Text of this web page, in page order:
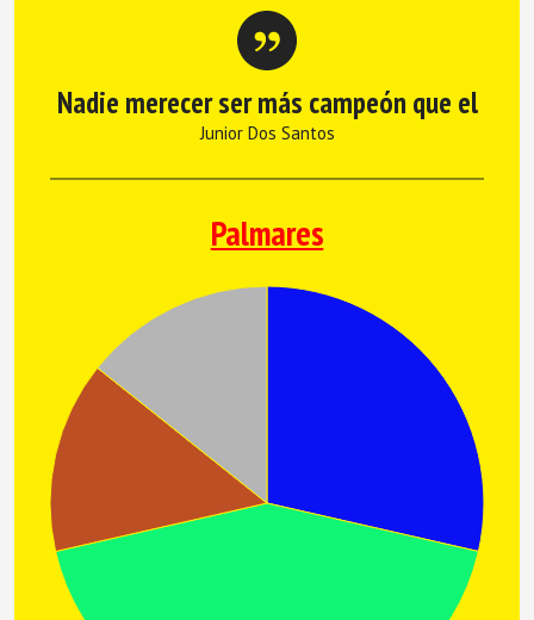
Nadie merecer ser más campeón que el
Junior Dos Santos
Palmares